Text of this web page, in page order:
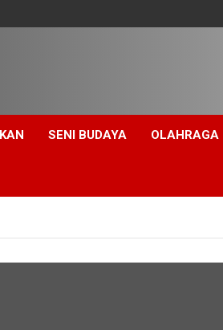
SENI BUDAYA OLAHRAGA